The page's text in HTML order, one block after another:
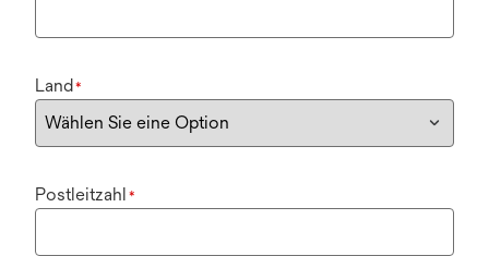
Land*
Postleitzahl *